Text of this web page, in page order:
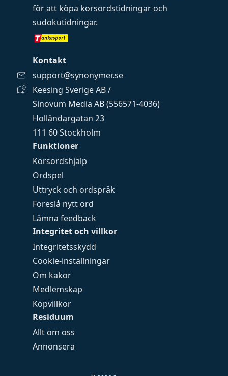
Funktioner
Korsordshjälp
Ordspel
Uttryck och ordspråk
Föreslå nytt ord
Lämna feedback
Integritet och villkor
Integritetsskydd
Cookie-inställningar
Om kakor
Medlemskap
Köpvillkor
Residuum
Allt om oss
Annonsera
för att köpa korsordstidningar och
sudokutidningar.
Kontakt
support@synonymer.se
Keesing Sverige AB /
Sinovum Media AB (556571-4036)
Holländargatan 23
111 60 Stockholm